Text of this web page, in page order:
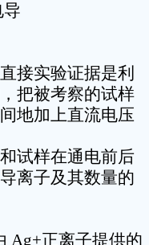
接实验证据是利
把被考察的试样
地加上直流电压
试样在通电前后
离子及其数量的
Ag+正离子提供的